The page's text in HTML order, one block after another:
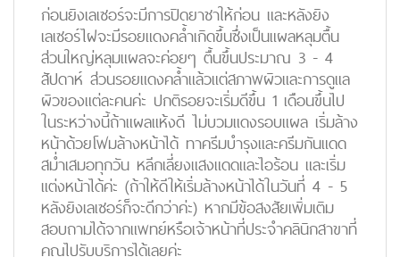
ก่อนยิงเลเซอร์จะมีการปิดยาชาให้ก่อน และหลังยิง
เลเซอร์ไฝจะมีรอยแดงคล้ำเกิดขึ้นซึ่งเป็นแผลหลุมตื้น
ส่วนใหญ่หลุมแผลจะค่อยๆ ตื้นขึ้นประมาณ 3 - 4
สัปดาห์ ส่วนรอยแดงคล้ำแล้วแต่สภาพผิวและการดูแล
ผิวของแต่ละคนค่ะ ปกติรอยจะเริ่มดีขึ้น 1 เดือนขึ้นไป
ในระหว่างนี้ถ้าแผลแห้งดี ไม่บวมแดงรอบแผล เริ่มล้าง
หน้าด้วยโฟมล้างหน้าได้ ทาครีมบำรุงและครีมกันแดด
สม่ำเสมอทุกวัน หลีกเลี่ยงแสงแดดและไอร้อน และเริ่ม
แต่งหน้าได้ค่ะ (ถ้าให้ดีให้เริ่มล้างหน้าได้ในวันที่ 4 - 5
หลังยิงเลเซอร์ก็จะดีกว่าค่ะ) หากมีข้อสงสัยเพิ่มเติม
สอบถามได้จากแพทย์หรือเจ้าหน้าที่ประจำคลินิกสาขาที่
คุณไปรับบริการได้เลยค่ะ